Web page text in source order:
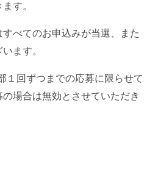
す。
べてのお申込みが当選、また
ます。
１回ずつまでの応募に限らせて
場合は無効とさせていただき